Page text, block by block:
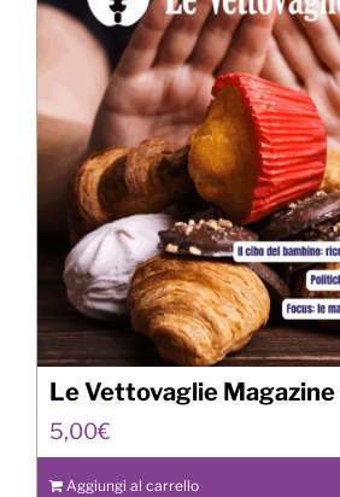
Le Vettovaglie
5,00€
Aggiungi al carrello